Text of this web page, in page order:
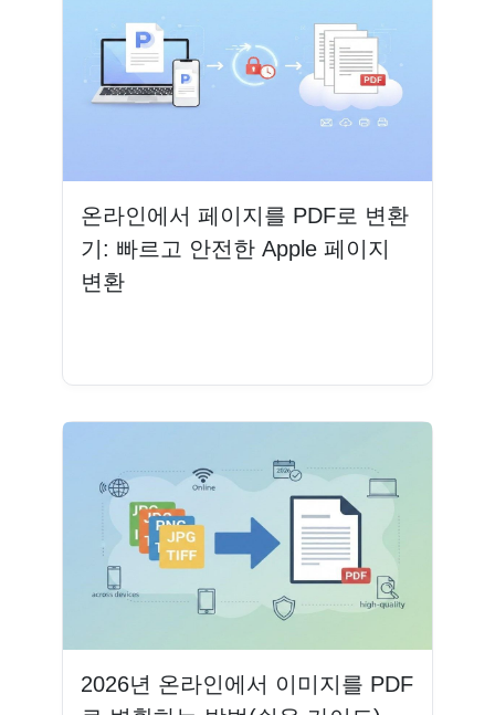
온라인에서 페이지를 PDF로 변환
기: 빠르고 안전한 Apple 페이지
변환
2026년 온라인에서 이미지를 PDF